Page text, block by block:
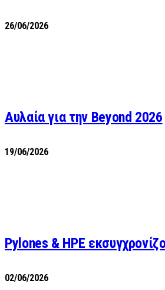
26/06/2026
Αυλαία για την Beyond 2026
19/06/2026
Pylones & HPE
02/06/2026